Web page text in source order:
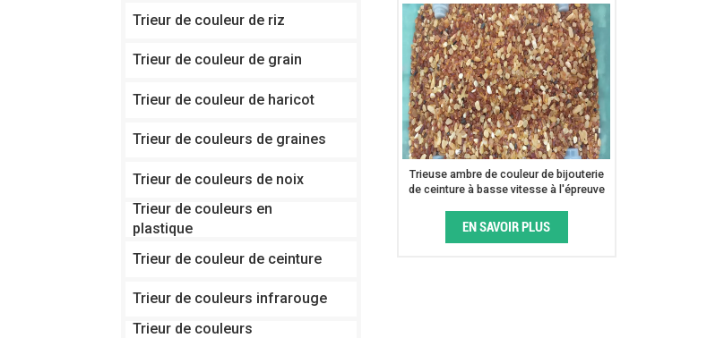
Trieur de couleur de riz
Trieur de couleur de grain
Trieur de couleur de haricot
Trieur de couleurs de graines
Trieur de couleurs de noix
Trieur de couleurs en
plastique
Trieur de couleur de ceinture
Trieur de couleurs infrarouge
Trieur de couleurs
Trieuse ambre de couleur de bijouterie
de ceinture à basse vitesse à l'épreuve
EN SAVOIR PLUS